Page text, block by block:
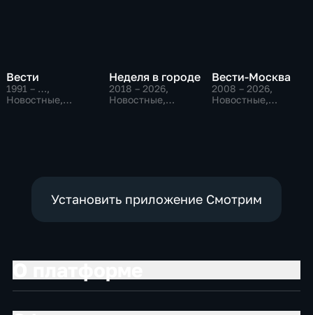
Вести
1991 – …,
Новостные,
Неделя в городе
2018 – 2026,
Новостные,
Вести-Москва
2008 – 2026,
Новостные,
Установить приложение Смотрим